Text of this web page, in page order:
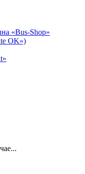
«Bus-Shop»
OK»)